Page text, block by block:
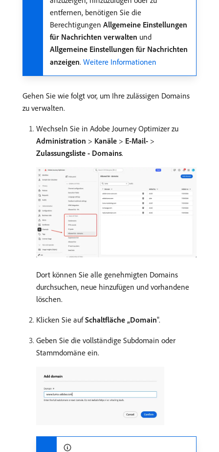
entfernen, benötigen Sie die
Berechtigungen Allgemeine Einstellungen
für Nachrichten verwalten und
Allgemeine Einstellungen für Nachrichten
anzeigen. Weitere Informationen
Gehen Sie wie folgt vor, um Ihre zulässigen Domains
zu verwalten.
Wechseln Sie in Adobe Journey Optimizer zu
Administration > Kanäle > E-Mail- >
Zulassungsliste - Domains.
Dort können Sie alle genehmigten Domains
durchsuchen, neue hinzufügen und vorhandene
löschen.
Klicken Sie aufSchaltfläche „Domain".
Geben Sie die vollständige Subdomain oder
Stammdomäne ein.